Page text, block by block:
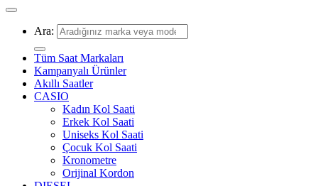
Ara:
Tüm Saat Markaları
Kampanyalı Ürünler
Akıllı Saatler
CASIO
Kadın Kol Saati
Erkek Kol Saati
Uniseks Kol Saati
Çocuk Kol Saati
Kronometre
Orijinal Kordon